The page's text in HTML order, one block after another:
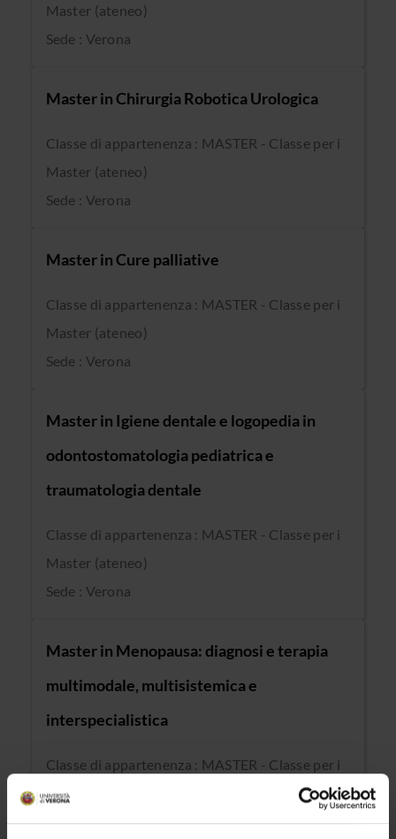
Master (ateneo)
Sede : Verona
Master in Chirurgia Robotica Urologica
Classe di appartenenza : MASTER - Classe per i
Master (ateneo)
Sede : Verona
Master in Cure palliative
Classe di appartenenza : MASTER - Classe per i
Master (ateneo)
Sede : Verona
Master in Igiene dentale e logopedia in
odontostomatologia pediatrica e
traumatologia dentale
Classe di appartenenza : MASTER - Classe per i
Master (ateneo)
Sede : Verona
Master in Menopausa: diagnosi e terapia
multimodale, multisistemica e
interspecialistica
Classe di appartenenza : MASTER - Classe per i
Master (ateneo)
Sede : Verona